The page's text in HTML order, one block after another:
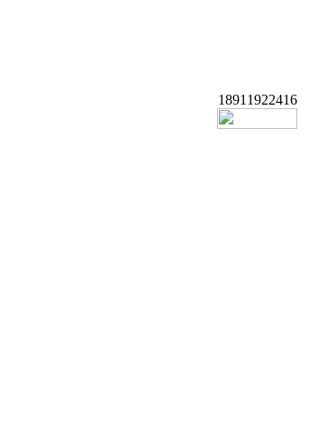
18911922416